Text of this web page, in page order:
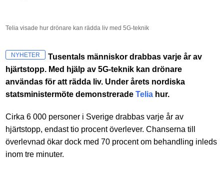
Telia visade hur drönare kan rädda liv med 5G-teknik
NYHETER
Tusentals människor drabbas varje år av
hjärtstopp. Med hjälp av 5G-teknik kan drönare
användas för att rädda liv. Under årets nordiska
statsministermöte demonstreradeTelia hur.
Cirka 6 000 personer i Sverige drabbas varje år av
hjärtstopp, endast tio procent överlever. Chanserna till
överlevnad ökar dock med 70 procent om behandling inleds
inom tre minuter.